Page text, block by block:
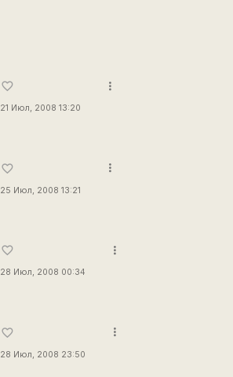
favorite_border
21 Июл, 2008 13:20
more_vert
favorite_border
25 Июл, 2008 13:21
more_vert
favorite_border
28 Июл, 2008 00:34
more_vert
favorite_border
28 Июл, 2008 23:50
more_vert